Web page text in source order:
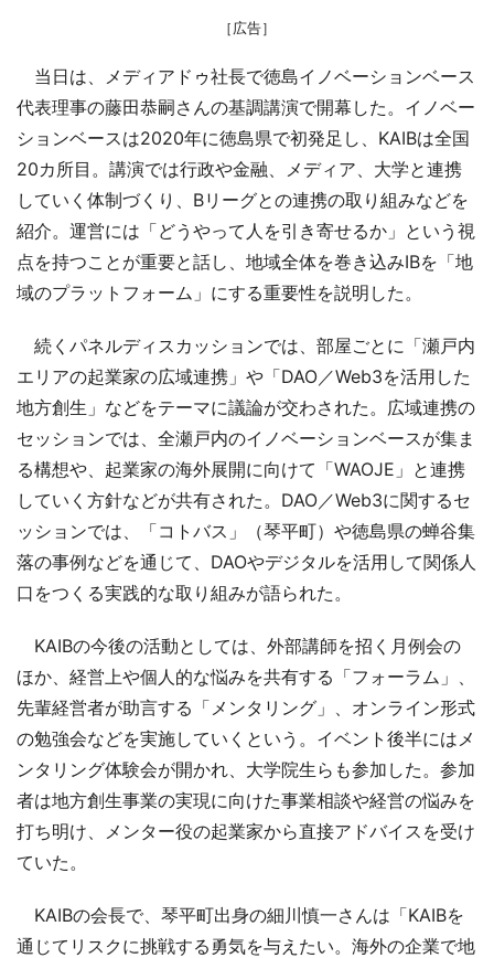
［広告］
当日は、メディアドゥ社長で徳島イノベーションベース
代表理事の藤田恭嗣さんの基調講演で開幕した。イノベー
ションベースは2020年に徳島県で初発足し、KAIBは全国
20カ所目。講演では行政や金融、メディア、大学と連携
していく体制づくり、Bリーグとの連携の取り組みなどを
紹介。運営には「どうやって人を引き寄せるか」という視
点を持つことが重要と話し、地域全体を巻き込みIBを「地
域のプラットフォーム」にする重要性を説明した。
続くパネルディスカッションでは、部屋ごとに「瀬戸内
エリアの起業家の広域連携」や「DAO／Web3を活用した
地方創生」などをテーマに議論が交わされた。広域連携の
セッションでは、全瀬戸内のイノベーションベースが集ま
る構想や、起業家の海外展開に向けて「WAOJE」と連携
していく方針などが共有された。DAO／Web3に関するセ
ッションでは、「コトバス」（琴平町）や徳島県の蝉谷集
落の事例などを通じて、DAOやデジタルを活用して関係人
口をつくる実践的な取り組みが語られた。
KAIBの今後の活動としては、外部講師を招く月例会の
ほか、経営上や個人的な悩みを共有する「フォーラム」、
先輩経営者が助言する「メンタリング」、オンライン形式
の勉強会などを実施していくという。イベント後半にはメ
ンタリング体験会が開かれ、大学院生らも参加した。参加
者は地方創生事業の実現に向けた事業相談や経営の悩みを
打ち明け、メンター役の起業家から直接アドバイスを受け
ていた。
KAIBの会長で、琴平町出身の細川慎一さんは「KAIBを
通じてリスクに挑戦する勇気を与えたい。海外の企業で地